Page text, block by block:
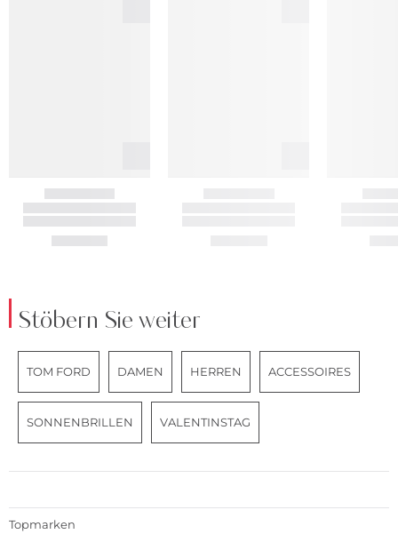
Stöbern Sie weiter
TOM FORD DAMEN HERREN ACCESSOIRES
SONNENBRILLEN VALENTINSTAG
Topmarken